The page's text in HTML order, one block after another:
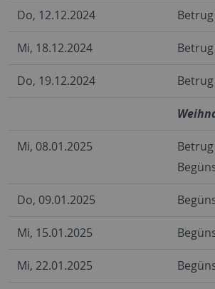
Do, 12.12.2024
Mi, 18.12.2024
Do, 19.12.2024
Mi, 08.01.2025
Do, 09.01.2025
Mi, 15.01.2025
Mi, 22.01.2025